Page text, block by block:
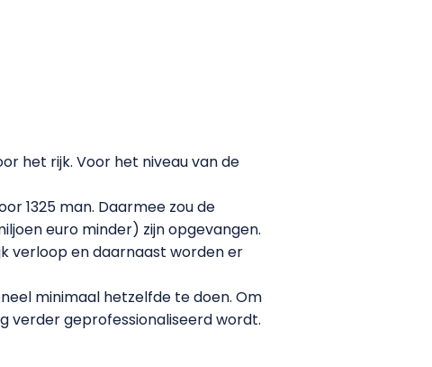
het rijk. Voor het niveau van de
1325 man. Daarmee zou de
euro minder) zijn opgevangen.
verloop en daarnaast worden er
minimaal hetzelfde te doen. Om
verder geprofessionaliseerd wordt.